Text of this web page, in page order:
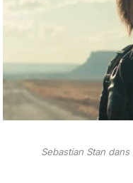
Sebastian Stan